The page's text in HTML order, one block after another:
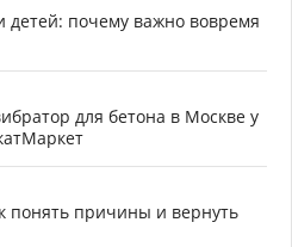
детей: почему важно вовремя
для бетона в Москве у
понять причины и вернуть